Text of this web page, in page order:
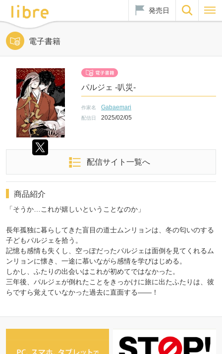
発売日
電子書籍
パルジェ -叭災-
作家名 Gabaemari
配信日 2025/02/05
配信サイト一覧へ
商品紹介
「そうか…これが嬉しいということなのか」
長年孤独に暮らしてきた盲目の道士ムンリョンは、冬の匂いのする
子どもパルジェを拾う。
記憶も感情も失くし、空っぽだったパルジェは面倒を見てくれるム
ンリョンに懐き、一途に慕いながら感情を学びはじめる。
しかし、ふたりの出会いはこれが初めてではなかった。
三年後、パルジェが倒れたことをきっかけに旅に出たふたりは、彼
らですら覚えていなかった過去に直面する――！